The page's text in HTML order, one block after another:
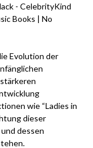
Evolution der
wie “Ladies in
dieser
dessen